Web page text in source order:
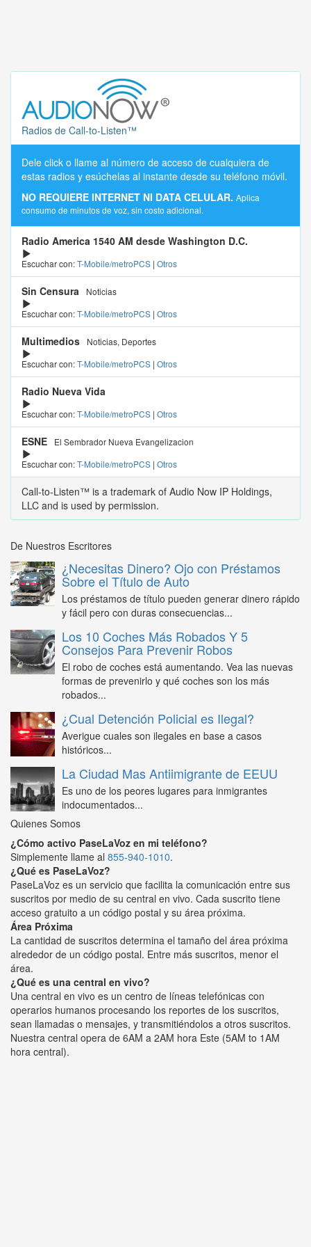
Radios de Call-to-Listen™
Dele click o llame al número de acceso de cualquiera de
estas radios y esúchelas al instante desde su teléfono móvil.
NO REQUIERE INTERNET NI DATA CELULAR. Aplica
consumo de minutos de voz, sin costo adicional.
Radio America 1540 AM desde Washington D.C.
Escuchar con:T-Mobile/metroPCS | Otros
Sin Censura
Noticias
Escuchar con:T-Mobile/metroPCS | Otros
Multimedios
Noticias, Deportes
Escuchar con:T-Mobile/metroPCS | Otros
Radio Nueva Vida
Escuchar con:T-Mobile/metroPCS | Otros
ESNE
El Sembrador Nueva Evangelizacion
Escuchar con:T-Mobile/metroPCS | Otros
Call-to-Listen™ is a trademark of Audio Now IP Holdings,
LLC and is used by permission.
De Nuestros Escritores
¿Necesitas Dinero? Ojo con Préstamos
Sobre el Título de Auto
Los préstamos de título pueden generar dinero rápido
y fácil pero con duras consecuencias...
Los 10 Coches Más Robados Y 5
Consejos Para Prevenir Robos
El robo de coches está aumentando. Vea las nuevas
formas de prevenirlo y qué coches son los más
robados...
¿Cual Detención Policial es Ilegal?
Averigue cuales son ilegales en base a casos
históricos...
La Ciudad Mas Antiimigrante de EEUU
Es uno de los peores lugares para inmigrantes
indocumentados...
Quienes Somos
¿Cómo activo PaseLaVoz en mi teléfono?
Simplemente llame al 855-940-1010.
¿Qué es PaseLaVoz?
PaseLaVoz es un servicio que facilita la comunicación entre sus
suscritos por medio de su central en vivo. Cada suscrito tiene
acceso gratuito a un código postal y su área próxima.
Área Próxima
La cantidad de suscritos determina el tamaño del área próxima
alrededor de un código postal. Entre más suscritos, menor el
área.
¿Qué es una central en vivo?
Una central en vivo es un centro de líneas telefónicas con
operarios humanos procesando los reportes de los suscritos,
sean llamadas o mensajes, y transmitiéndolos a otros suscritos.
Nuestra central opera de 6AM a 2AM hora Este (5AM to 1AM
hora central).